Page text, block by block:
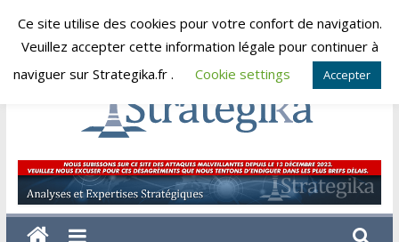
Skip
samedi, août 8, 2026
Strategika
Expertise
et
Ce site utilise des cookies pour votre confort de navigation.
Veuillez accepter cette information légale pour continuer à
naviguer sur Strategika.fr .
Cookie settings Accepter